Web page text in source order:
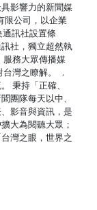
影響力的新聞媒
限公司，以企業
訊社設置條
社，獨立超然執
服務大眾傳播媒
灣之瞭解。 ．
秉持「正確、
團隊每天以中、
影音與資訊，是
大為閱聽大眾；
灣之眼，世界之